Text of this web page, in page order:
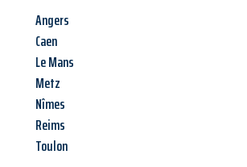
Angers
Caen
Le Mans
Metz
Nîmes
Reims
Toulon